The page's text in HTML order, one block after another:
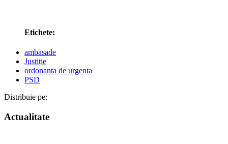
Etichete:
ambasade
Justiție
ordonanta de urgenta
PSD
Distribuie pe:
Actualitate